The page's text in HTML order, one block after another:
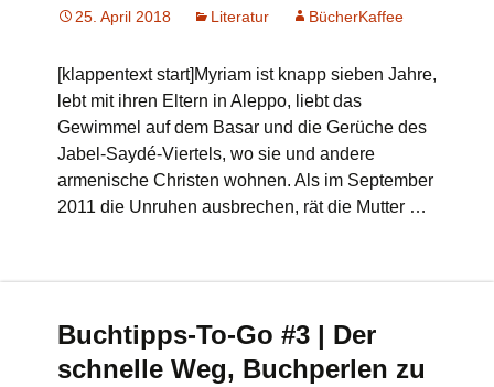
25. April 2018 Literatur BücherKaffee
[klappentext start]Myriam ist knapp sieben Jahre,
lebt mit ihren Eltern in Aleppo, liebt das
Gewimmel auf dem Basar und die Gerüche des
Jabel-Saydé-Viertels, wo sie und andere
armenische Christen wohnen. Als im September
2011 die Unruhen ausbrechen, rät die Mutter …
Buchtipps-To-Go #3 | Der
schnelle Weg, Buchperlen zu